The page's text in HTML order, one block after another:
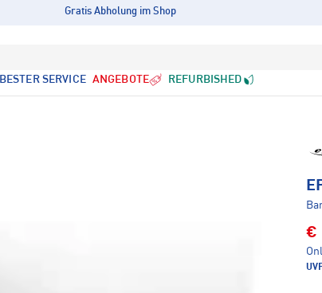
Gratis Abholung im Shop
BESTER SERVICE ANGEBOTE REFURBISHED
€